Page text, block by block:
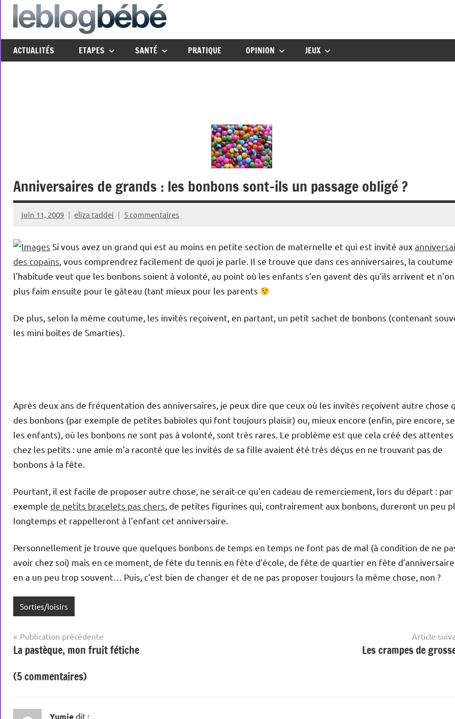
Aller
leblogbebe
another
The
ACTUALITÉS ETAPES SANTÉ PRATIQUE OPINION JEUX
Anniversaires de grands : les bonbons sont-ils un passage obligé ?
juin 11, 2009 eliza taddei 5 commentaires
Si vous avez un grand qui est au moins en petite section de maternelle et qui est invité aux
des copains , vous comprendrez facilement de quoi je parle. Il se trouve que dans ces anniversaires, la coutume
l’habitude veut que les bonbons soient à volonté, au point où les enfants s’en gavent dès qu’ils arrivent et
plus faim ensuite pour le gâteau (tant mieux pour les parents
De plus, selon la même coutume, les invités reçoivent, en partant, un petit sachet de bonbons (contenant
les mini boîtes de Smarties).
Après deux ans de fréquentation des anniversaires, je peux dire que ceux où les invités reçoivent autre chose
des bonbons (par exemple de petites babioles qui font toujours plaisir) ou, mieux encore (enfin, pire encore,
les enfants), où les bonbons ne sont pas à volonté, sont très rares. Le problème est que cela créé des attentes
chez les petits : une amie m’a raconté que les invités de sa fille avaient été très déçus en ne trouvant pas de
bonbons à la fête.
Pourtant, il est facile de proposer autre chose, ne serait-ce qu’en cadeau de remerciement, lors du départ : par
exemple de petits bracelets pas chers , de petites figurines qui, contrairement aux bonbons, dureront un peu
longtemps et rappelleront à l’enfant cet anniversaire.
Personnellement je trouve que quelques bonbons de temps en temps ne font pas de mal (à condition de ne
avoir chez soi) mais en ce moment, de fête du tennis en fête d’école, de fête de quartier en fête
en a un peu trop souvent… Puis, c’est bien de changer et de ne pas proposer toujours la même chose, non ?
Sorties/loisirs
Navigation
de
l’article
Publication précédente
La pastèque, mon fruit fétiche
Article
Les crampes de
(5 commentaires)
Yumie dit :